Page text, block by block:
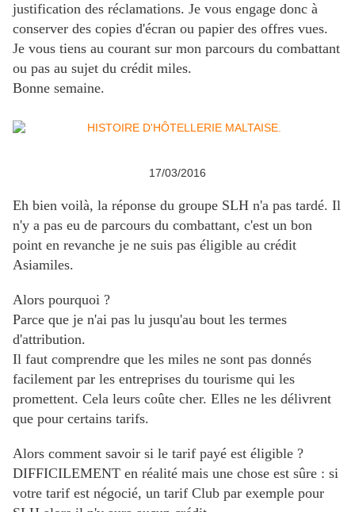
justification des réclamations. Je vous engage donc à
conserver des copies d'écran ou papier des offres vues.
Je vous tiens au courant sur mon parcours du combattant
ou pas au sujet du crédit miles.
Bonne semaine.
17/03/2016
Eh bien voilà, la réponse du groupe SLH n'a pas tardé. Il
n'y a pas eu de parcours du combattant, c'est un bon
point en revanche je ne suis pas éligible au crédit
Asiamiles.
Alors pourquoi ?
Parce que je n'ai pas lu jusqu'au bout les termes
d'attribution.
Il faut comprendre que les miles ne sont pas donnés
facilement par les entreprises du tourisme qui les
promettent. Cela leurs coûte cher. Elles ne les délivrent
que pour certains tarifs.
Alors comment savoir si le tarif payé est éligible ?
DIFFICILEMENT en réalité mais une chose est sûre : si
votre tarif est négocié, un tarif Club par exemple pour